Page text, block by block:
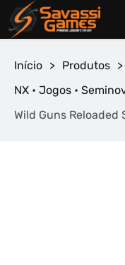
Início > Produtos >
NX • Jogos •
Wild Guns Reloaded